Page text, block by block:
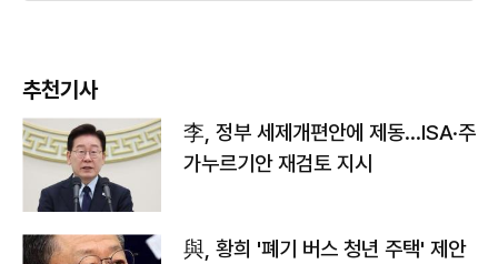
추천기사
李, 정부 세제개편안에 제동…ISA·주
가누르기안 재검토 지시
與, 황희 '폐기 버스 청년 주택' 제안